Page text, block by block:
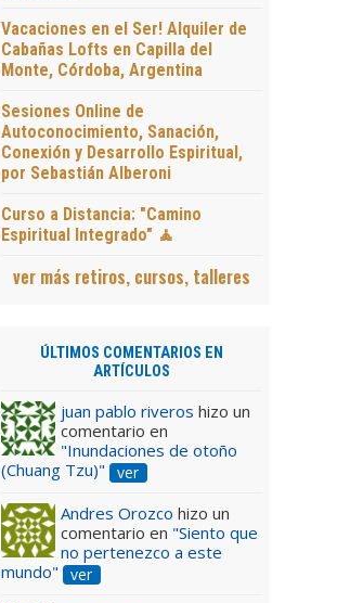
Vacaciones en el Ser! Alquiler de
Cabañas Lofts en Capilla del
Monte, Córdoba, Argentina
Sesiones Online de
Autoconocimiento, Sanación,
Conexión y Desarrollo Espiritual,
por Sebastián Alberoni
Curso a Distancia: "Camino
Espiritual Integrado" 🧘
ver más retiros, cursos, talleres
ÚLTIMOS COMENTARIOS EN
ARTÍCULOS
juan pablo riveros hizo un
comentario en
"Inundaciones de otoño
(Chuang Tzu)"
ver
Andres Orozco hizo un
comentario en "Siento que
no pertenezco a este
mundo"
ver